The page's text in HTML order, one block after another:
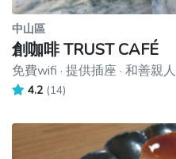
中山區
創咖啡 TRUST CAFÉ
免費wifi · 提供插座 · 和善親人
4.2 (14)